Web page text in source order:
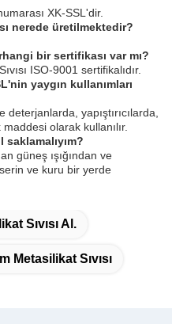
XK-SSL'dir.
nerede üretilmektedir?
bir sertifikası var mı?
ISO-9001 sertifikalıdır.
yaygın kullanımları
deterjanlarda, yapıştırıcılarda,
olarak kullanılır.
saklamalıyım?
güneş ışığından ve
ve kuru bir yerde
Sıvısı Al.
Metasilikat Sıvısı